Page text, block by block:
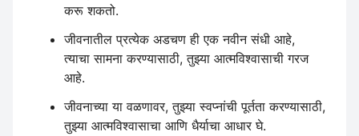
करू शकतो.
जीवनातील प्रत्येक अडचण ही एक नवीन संधी आहे,
त्याचा सामना करण्यासाठी, तुझ्या आत्मविश्वासाची गरज
आहे.
जीवनाच्या या वळणावर, तुझ्या स्वप्नांची पूर्तता करण्यासाठी,
तुझ्या आत्मविश्वासाचा आणि धैर्याचा आधार घे.